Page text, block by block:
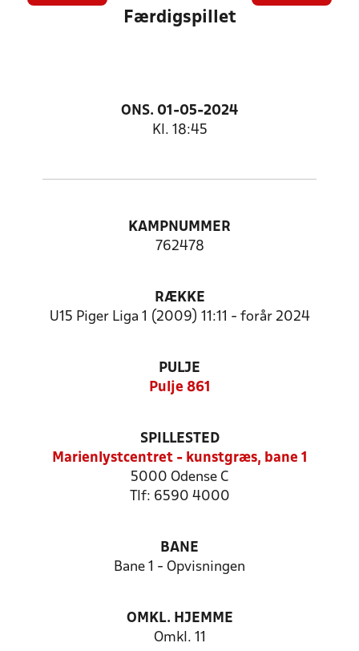
Færdigspillet
ONS. 01-05-2024
Kl. 18:45
KAMPNUMMER
762478
RÆKKE
U15 Piger Liga 1 (2009) 11:11 - forår 2024
PULJE
Pulje 861
SPILLESTED
Marienlystcentret - kunstgræs, bane 1
5000 Odense C
Tlf: 6590 4000
BANE
Bane 1 - Opvisningen
OMKL. HJEMME
Omkl. 11